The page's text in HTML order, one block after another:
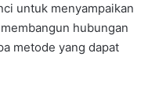
untuk menyampaikan
hubungan
metode yang dapat